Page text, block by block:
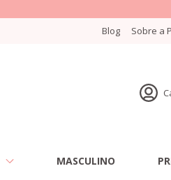
Blog Sobre a
MASCULINO